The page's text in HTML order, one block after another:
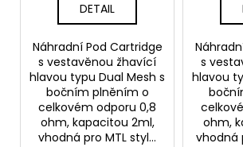
DETAIL
Náhradní Pod Cartridge
s vestavěnou žhavící
hlavou typu Dual Mesh s
bočním plněním o
celkovém odporu 0,8
ohm, kapacitou 2ml,
vhodná pro MTL styl...
s
hlavou
ohm,
vhodná